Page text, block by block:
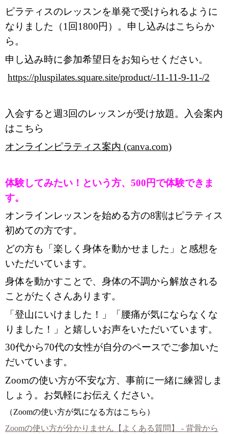
ピラティスのレッスンを単発で受けられるように
なりました（1回1800円）。申し込みはこちらか
ら。
申し込み時に参加希望日をお知らせください。
https://pluspilates.square.site/product/-11-11-9-11-/2
入会すると週3回のレッスンが受け放題。入会案内
はこちら
オンラインピラティス案内 (canva.com)
体験してみたい！という方、500円で体験できま
す。
オンラインレッスンを始める方の8割はピラティス
初めての方です。
どの方も「楽しく身体を動かせました」と感想を
いただいています。
身体を動かすことで、身体の不調から解放される
ことがたくさんあります。
「登山にいけました！」「腰痛が気にならなくな
りました！」と嬉しいお声をいただいています。
30代から70代の女性が自分のペースでご参加いた
だいています。
Zoomの使い方が不安な方、事前に一緒に練習しま
しょう。お気軽にお伝えください。
（Zoomの使い方が気になる方はこちら）
Zoomの使い方が分かりません【よくある質問】 - 背骨から